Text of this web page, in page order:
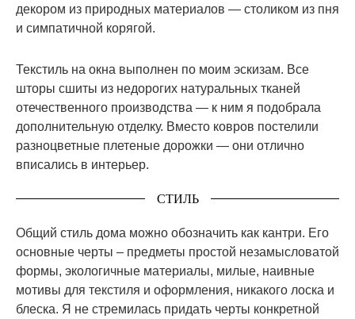
декором из природных материалов — столиком из пня
и симпатичной корягой.
Текстиль на окна выполнен по моим эскизам. Все
шторы сшиты из недорогих натуральных тканей
отечественного производства — к ним я подобрала
дополнительную отделку. Вместо ковров постелили
разноцветные плетеные дорожки — они отлично
вписались в интерьер.
СТИЛЬ
Общий стиль дома можно обозначить как кантри. Его
основные черты – предметы простой незамысловатой
формы, экологичные материалы, милые, наивные
мотивы для текстиля и оформления, никакого лоска и
блеска. Я не стремилась придать черты конкретной